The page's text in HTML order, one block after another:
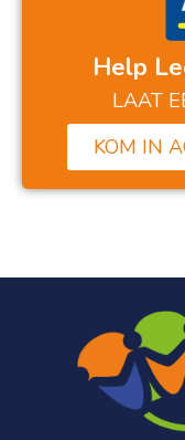
Help
LAAT
KOM IN